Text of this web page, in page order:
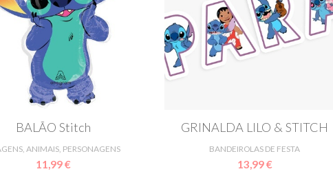
BALÃO Stitch
ANIMAIS, PERSONAGENS
11,99 €
GRINALDA LILO & STITCH
BANDEIROLAS DE FESTA
13,99 €